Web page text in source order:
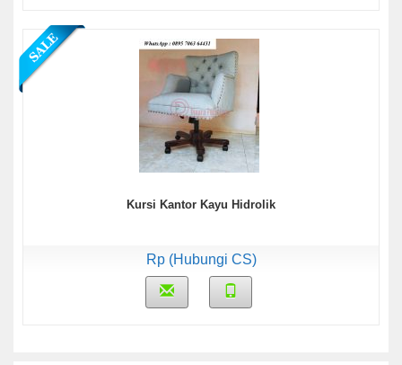
Kursi Kantor Kayu Hidrolik
Rp (Hubungi CS)